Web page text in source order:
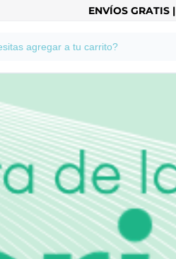
ENVÍOS GRATIS |